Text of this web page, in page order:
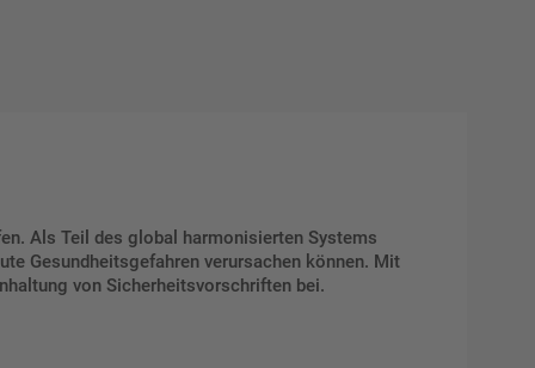
Als Teil des global harmonisierten Systems
Gesundheitsgefahren verursachen können. Mit
von Sicherheitsvorschriften bei.